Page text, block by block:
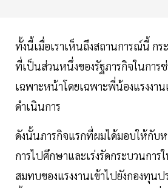
ทั้งนี้เมื่อเราเห็นถึงสถานการณ์นี้ กร
ที่เป็นส่วนหนึ่งของรัฐภารกิจในการ
เฉพาะหน้าโดยเฉพาะพี่น้องแรงงาน
ดำเนินการ
ดังนั้นภารกิจแรกที่ผมได้มอบให้กับ
การไปศึกษาและเร่งรัดกระบวนการ
สมทบของแรงงานเข้าไปยังกองทุน